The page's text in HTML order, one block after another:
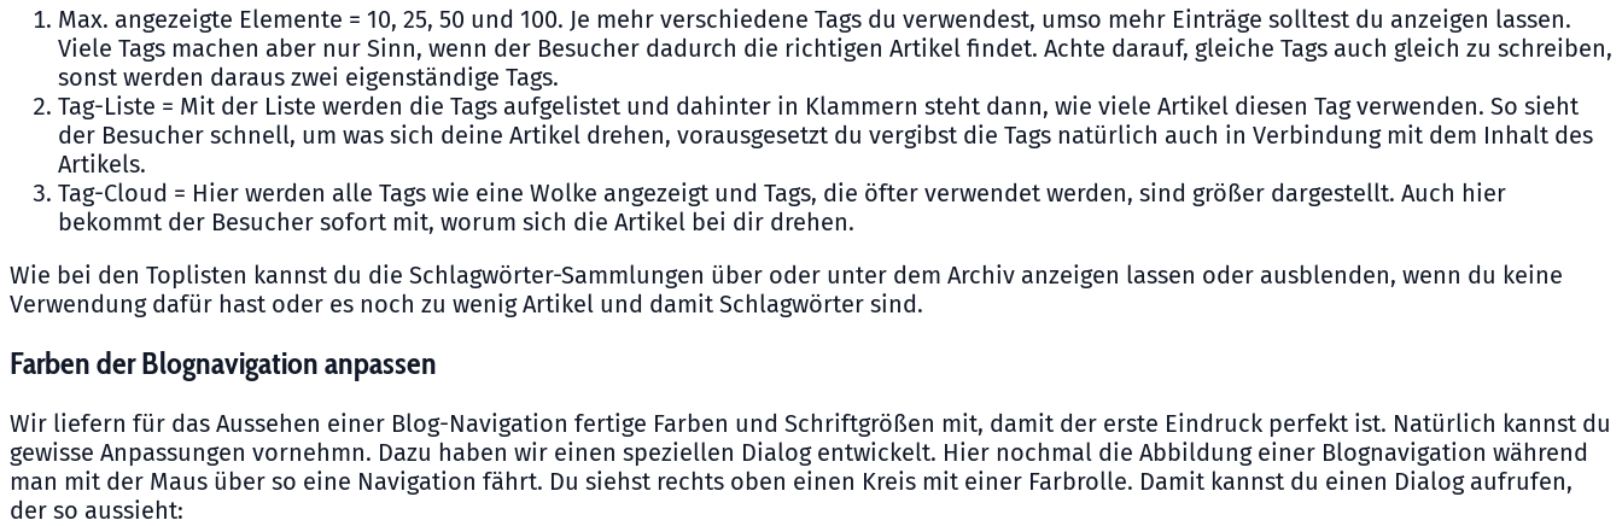
Max. angezeigte Elemente = 10, 25, 50 und 100. Je mehr verschiedene Tags du verwendest, umso mehr Einträge solltest du anzeigen lassen.
Viele Tags machen aber nur Sinn, wenn der Besucher dadurch die richtigen Artikel findet. Achte darauf, gleiche Tags auch gleich zu schreiben,
sonst werden daraus zwei eigenständige Tags.
Tag-Liste = Mit der Liste werden die Tags aufgelistet und dahinter in Klammern steht dann, wie viele Artikel diesen Tag verwenden. So sieht
der Besucher schnell, um was sich deine Artikel drehen, vorausgesetzt du vergibst die Tags natürlich auch in Verbindung mit dem Inhalt des
Artikels.
Tag-Cloud = Hier werden alle Tags wie eine Wolke angezeigt und Tags, die öfter verwendet werden, sind größer dargestellt. Auch hier
bekommt der Besucher sofort mit, worum sich die Artikel bei dir drehen.
Wie bei den Toplisten kannst du die Schlagwörter-Sammlungen über oder unter dem Archiv anzeigen lassen oder ausblenden, wenn du keine
Verwendung dafür hast oder es noch zu wenig Artikel und damit Schlagwörter sind.
Farben der Blognavigation anpassen
Wir liefern für das Aussehen einer Blog-Navigation fertige Farben und Schriftgrößen mit, damit der erste Eindruck perfekt ist. Natürlich kannst du
gewisse Anpassungen vornehmn. Dazu haben wir einen speziellen Dialog entwickelt. Hier nochmal die Abbildung einer Blognavigation während
man mit der Maus über so eine Navigation fährt. Du siehst rechts oben einen Kreis mit einer Farbrolle. Damit kannst du einen Dialog aufrufen,
der so aussieht: